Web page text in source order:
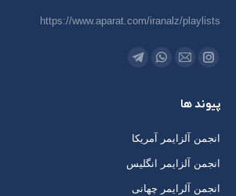
https://www.aparat.com/iranalz/playlists
ما را دنبال کنید در:
اینستاگرام
کردن
پنجره
جدید
ایمیل
کردن
در
پنجره
جدید
واتساپ
در
پنجره
جدید
پنجره
جدید
پیوند ها
انجمن آلزایمر آمریکا
انجمن آلزایمر انگلیس
انجمن آلرایمر چهانی